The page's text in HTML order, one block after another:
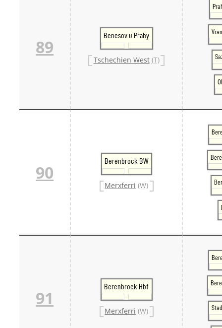
89
Benesov u Prahy
Tschechien West (T)
90
Berenbrock BW
Merxferri (W)
91
Berenbrock Hbf
Merxferri (W)